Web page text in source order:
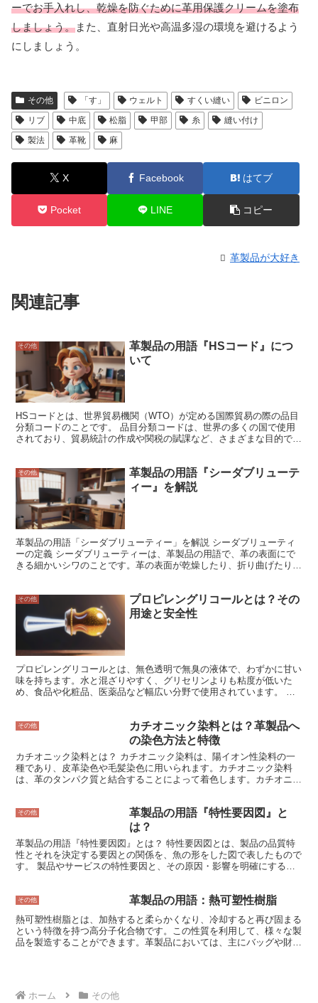
ーでお手入れし、乾燥を防ぐために革用保護クリームを塗布
しましょう。また、直射日光や高温多湿の環境を避けるよう
にしましょう。
その他 「す」 ウェルト すくい縫い
ビニロン
リブ
中底 松脂 甲部 糸
縫い付け
製法
革靴 麻
X Facebook はてブ
Pocket LINE コピー
革製品が大好き
関連記事
その他
革製品の用語『HSコード』につ
いて
HSコードとは、世界貿易機関（WTO）が定める国際貿易の際の品目
分類コードのことです。 品目分類コードは、世界の多くの国で使用
されており、貿易統計の作成や関税の賦課など、さまざまな目的で使
るか、何に使用されているか、またはどのような材料で作られている
かなど、さまざまな要因に基づいて決定されます。 HSコードは、世
界貿易をより容易かつ効率的にするために不可欠なツールです。HS
コードがあれば、各国は互いに何を取引しているかを簡単に追跡する
ことができ、これにより、貿易統計の作成や関税の賦課などが容易に
なります。
その他
革製品の用語『シーダブリューテ
ィー』を解説
革製品の用語「シーダブリューティー」を解説 シーダブリューティ
ーの定義 シーダブリューティーは、革製品の用語で、革の表面にで
きる細かいシワのことです。革の表面が乾燥したり、折り曲げたりす
の表情を与えるため、ヴィンテージやアンティークの風合いを演出し
たい場合などによく用いられます。
その他
プロピレングリコールとは？その
用途と安全性
プロピレングリコールとは、無色透明で無臭の液体で、わずかに甘い
味を持ちます。水と混ざりやすく、グリセリンよりも粘度が低いた
め、食品や化粧品、医薬品など幅広い分野で使用されています。 プ
品では、ローションやクリーム、洗顔料などの保湿剤や乳化剤として
使用されています。さらに、医薬品では、シロップや注射剤などの溶
媒や懸濁剤として使用されています。 プロピレングリコールは、一
般的に安全に使用できるとされていますが、まれにアレルギー反応を
起こす場合があります。また、大量に摂取した場合には、下痢や嘔
吐、頭痛などの症状が現れることがあります。
その他
カチオニック染料とは？革製品へ
の染色方法と特徴
カチオニック染料とは？ カチオニック染料は、陽イオン性染料の一
種であり、皮革染色や毛髪染色に用いられます。カチオニック染料
は、革のタンパク質と結合することによって着色します。カチオニッ
財布などの染色に使用されています。
その他
革製品の用語『特性要因図』と
は？
革製品の用語『特性要因図』とは？ 特性要因図とは、製品の品質特
性とそれを決定する要因との関係を、魚の形をした図で表したもので
す。 製品やサービスの特性要因と、その原因・影響を明確にするた
ように見えることから「フィッシュボーン図」とも呼ばれます。魚の
は、以下の手順で作成します。 1. 品質上の問題を特定する。 2. 要因
を分類する。 3. 要因と特性との関係を図示する。 4. 要因の重要度を
評価する。 5. 対策を講じる。 特性要因図は、品質管理や製品開発に
その他 革製品の用語：熱可塑性樹脂
熱可塑性樹脂とは、加熱すると柔らかくなり、冷却すると再び固まる
という特徴を持つ高分子化合物です。この性質を利用して、様々な製
品を製造することができます。革製品においては、主にバッグや財布
こしにくいという特徴もあります。 しかし、熱可塑性樹脂のデメリ
ホーム その他